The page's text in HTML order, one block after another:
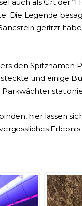
auch als Ort der
Die Legende
geritzt
den Spitznamen
steckte und einige
hier lassen
Erlebnis